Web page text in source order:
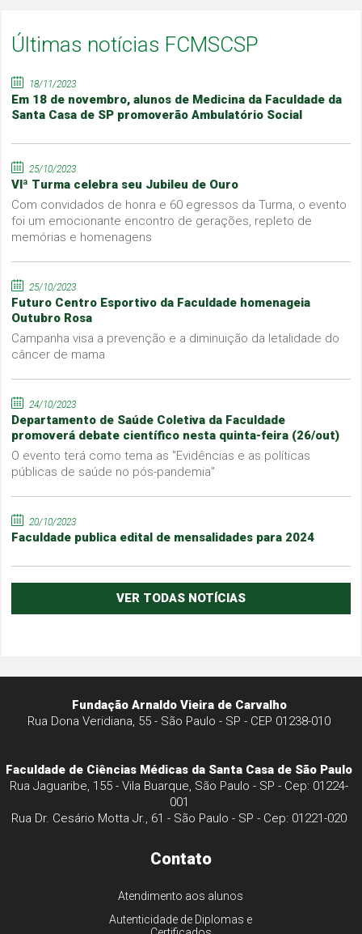
Últimas notícias FCMSCSP
18/11/2023
Em 18 de novembro, alunos de Medicina da Faculdade da
Santa Casa de SP promoverão Ambulatório Social
25/10/2023
VIª Turma celebra seu Jubileu de Ouro
Com convidados de honra e 60 egressos da Turma, o evento
foi um emocionante encontro de gerações, repleto de
memórias e homenagens
25/10/2023
Futuro Centro Esportivo da Faculdade homenageia
Outubro Rosa
Campanha visa a prevenção e a diminuição da letalidade do
câncer de mama
24/10/2023
Departamento de Saúde Coletiva da Faculdade
promoverá debate científico nesta quinta-feira (26/out)
O evento terá como tema as "Evidências e as políticas
públicas de saúde no pós-pandemia"
20/10/2023
Faculdade publica edital de mensalidades para 2024
VER TODAS NOTÍCIAS
Fundação Arnaldo Vieira de Carvalho
Rua Dona Veridiana, 55 - São Paulo - SP - CEP 01238-010
Faculdade de Ciências Médicas da Santa Casa de São Paulo
Rua Jaguaribe, 155 - Vila Buarque, São Paulo - SP - Cep: 01224-
001
Rua Dr. Cesário Motta Jr., 61 - São Paulo - SP - Cep: 01221-020
Contato
Atendimento aos alunos
Autenticidade de Diplomas e